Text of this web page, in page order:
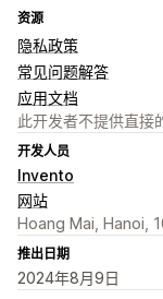
资源
隐私政策
常见问题解答
应用文档
此开发者不提供直接
开发人员
Invento
网站
Hoang Mai, Hanoi,
推出日期
2024年8月9日